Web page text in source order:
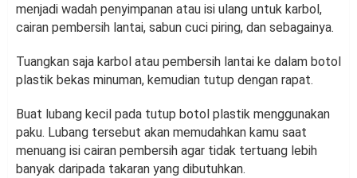
menjadi wadah penyimpanan atau isi ulang untuk karbol,
cairan pembersih lantai, sabun cuci piring, dan sebagainya.
Tuangkan saja karbol atau pembersih lantai ke dalam botol
plastik bekas minuman, kemudian tutup dengan rapat.
Buat lubang kecil pada tutup botol plastik menggunakan
paku. Lubang tersebut akan memudahkan kamu saat
menuang isi cairan pembersih agar tidak tertuang lebih
banyak daripada takaran yang dibutuhkan.